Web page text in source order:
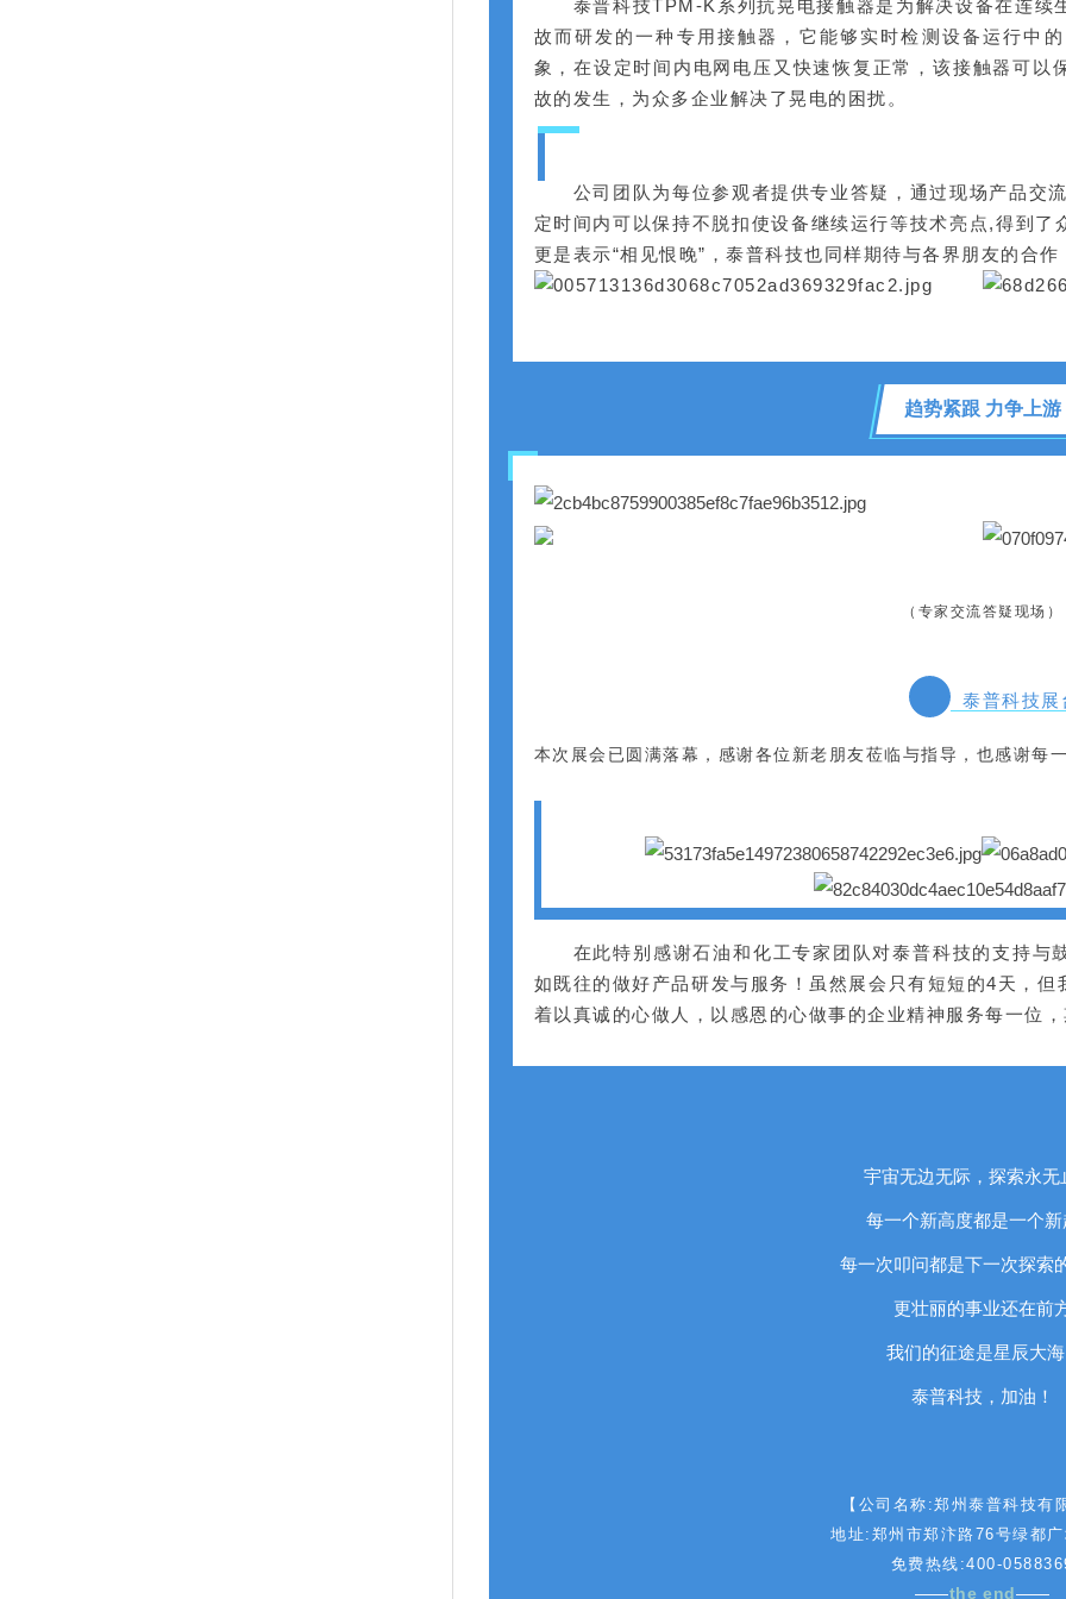
泰普科技TPM-K系列抗晃电接触器是为解决设备在连续
故而研发的一种专用接触器，它能够实时检测设备运行中
象，在设定时间内电网电压又快速恢复正常，该接触器可以
故的发生，为众多企业解决了晃电的困扰。
公司团队为每位参观者提供专业答疑，通过现场产品交
定时间内可以保持不脱扣使设备继续运行等技术亮点,得到
更是表示“相见恨晚”，泰普科技也同样期待与各界朋友的合
趋势紧跟 力争上游
（专家交流答疑现场）
泰普科技
本次展会已圆满落幕，感谢各位新老朋友莅临与指导，也感谢每
在此特别感谢石油和化工专家团队对泰普科技的支持与
如既往的做好产品研发与服务！ 虽然展会只有短短的4天，但
着以真诚的心做人，以感恩的心做事的企业精神服务每一位
宇宙无边无际，探索永无
每一个新高度都是一个
每一次叩问都是下一次探索
更壮丽的事业还在前
我们的征途是星辰大
泰普科技，加油！
【 公司 名 称 :郑 州泰普科技有
地址 : 郑州 市郑 汴路76号绿都广
免费热线 :400-058836
——the end——